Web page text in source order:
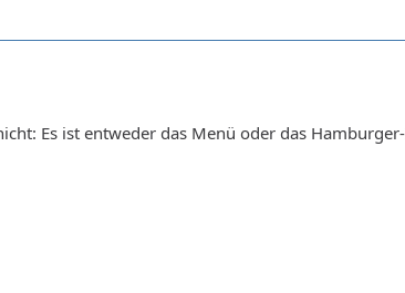
Es ist entweder das Menü oder das